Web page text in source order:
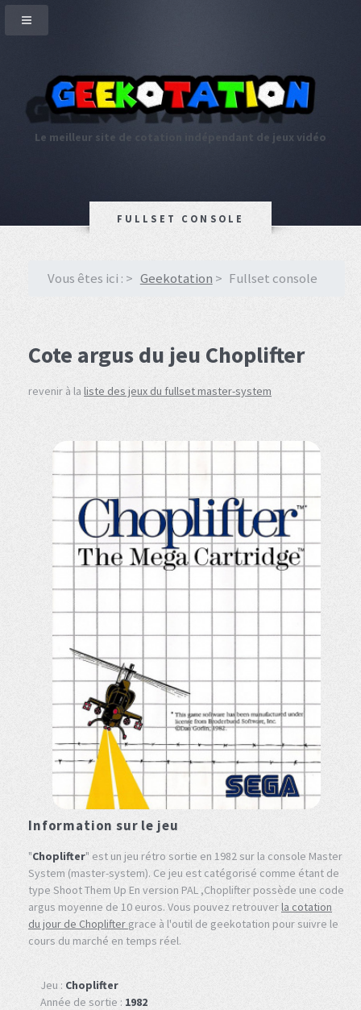
Le meilleur site de cotation indépendant de jeux vidéo
FULLSET CONSOLE
Vous êtes ici : Geekotation Fullset console
Cote argus du jeu Choplifter
revenir à la liste des jeux du fullset master-system
Information sur le jeu
"Choplifter" est un jeu rétro sortie en 1982 sur la console Master
System (master-system). Ce jeu est catégorisé comme étant de
type Shoot Them Up En version PAL ,Choplifter possède une code
argus moyenne de 10 euros. Vous pouvez retrouverla cotation
du jour de Choplifter grace à l'outil de geekotation pour suivre le
cours du marché en temps réel.
Jeu : Choplifter
Année de sortie : 1982